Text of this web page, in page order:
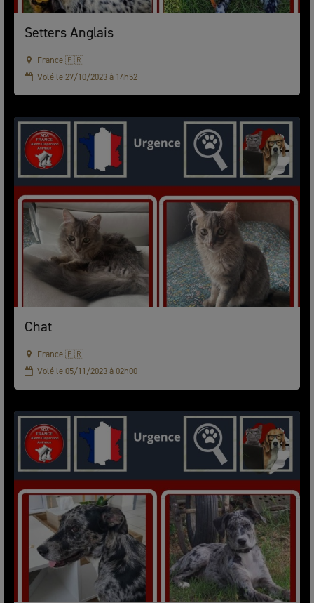
Setters Anglais
France 🇫🇷
Volé le 27/10/2023 à 14h52
Chat
France 🇫🇷
Volé le 05/11/2023 à 02h00